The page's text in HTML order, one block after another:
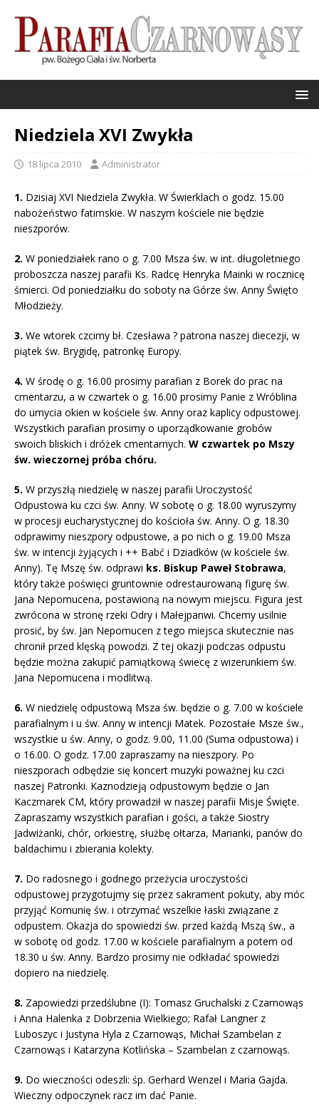
Niedziela XVI Zwykła
18 lipca 2010 Administrator
1. Dzisiaj XVI Niedziela Zwykła. W Świerklach o godz. 15.00
nabożeństwo fatimskie. W naszym kościele nie będzie
nieszporów.
2. W poniedziałek rano o g. 7.00 Msza św. w int. długoletniego
proboszcza naszej parafii Ks. Radcę Henryka Mainki w rocznicę
śmierci. Od poniedziałku do soboty na Górze św. Anny Święto
Młodzieży.
3. We wtorek czcimy bł. Czesława ? patrona naszej diecezji, w
piątek św. Brygidę, patronkę Europy.
4. W środę o g. 16.00 prosimy parafian z Borek do prac na
cmentarzu, a w czwartek o g. 16.00 prosimy Panie z Wróblina
do umycia okien w kościele św. Anny oraz kaplicy odpustowej.
Wszystkich parafian prosimy o uporządkowanie grobów
swoich bliskich i dróżek cmentarnych. W czwartek po Mszy
św. wieczornej próba chóru.
5. W przyszłą niedzielę w naszej parafii Uroczystość
Odpustowa ku czci św. Anny. W sobotę o g. 18.00 wyruszymy
w procesji eucharystycznej do kościoła św. Anny. O g. 18.30
odprawimy nieszpory odpustowe, a po nich o g. 19.00 Msza
św. w intencji żyjących i ++ Babć i Dziadków (w kościele św.
Anny). Tę Mszę św. odprawi ks. Biskup Paweł Stobrawa,
który także poświęci gruntownie odrestaurowaną figurę św.
Jana Nepomucena, postawioną na nowym miejscu. Figura jest
zwrócona w stronę rzeki Odry i Małejpanwi. Chcemy usilnie
prosić, by św. Jan Nepomucen z tego miejsca skutecznie nas
chronił przed klęską powodzi. Z tej okazji podczas odpustu
będzie można zakupić pamiątkową świecę z wizerunkiem św.
Jana Nepomucena i modlitwą.
6. W niedzielę odpustową Msza św. będzie o g. 7.00 w kościele
parafialnym i u św. Anny w intencji Matek. Pozostałe Msze św.,
wszystkie u św. Anny, o godz. 9.00, 11.00 (Suma odpustowa) i
o 16.00. O godz. 17.00 zapraszamy na nieszpory. Po
nieszporach odbędzie się koncert muzyki poważnej ku czci
naszej Patronki. Kaznodzieją odpustowym będzie o Jan
Kaczmarek CM, który prowadził w naszej parafii Misje Święte.
Zapraszamy wszystkich parafian i gości, a także Siostry
Jadwiżanki, chór, orkiestrę, służbę ołtarza, Marianki, panów do
baldachimu i zbierania kolekty.
7. Do radosnego i godnego przeżycia uroczystości
odpustowej przygotujmy się przez sakrament pokuty, aby móc
przyjąć Komunię św. i otrzymać wszelkie łaski związane z
odpustem. Okazja do spowiedzi św. przed każdą Mszą św., a
w sobotę od godz. 17.00 w kościele parafialnym a potem od
18.30 u św. Anny. Bardzo prosimy nie odkładać spowiedzi
dopiero na niedzielę.
8. Zapowiedzi przedślubne (I): Tomasz Gruchalski z Czarnowąs
i Anna Halenka z Dobrzenia Wielkiego; Rafał Langner z
Luboszyc i Justyna Hyla z Czarnowąs, Michał Szambelan z
Czarnowąs i Katarzyna Kotlińska – Szambelan z czarnowąs.
9. Do wieczności odeszli: śp. Gerhard Wenzel i Maria Gajda.
Wieczny odpoczynek racz im dać Panie.